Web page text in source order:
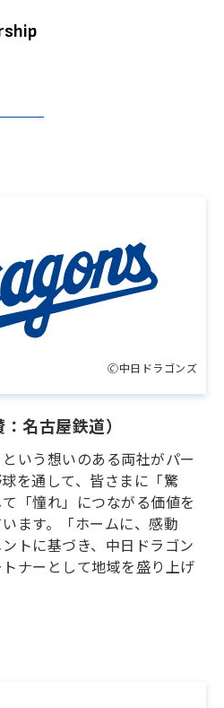
🄫中日ドラゴンズ
名古屋鉄道）
いう想いのある両社がパー
を通して、皆さまに「驚
「憧れ」につながる価値を
ます。「ホームに、感動
トに基づき、中日ドラゴン
ナーとして地域を盛り上げ